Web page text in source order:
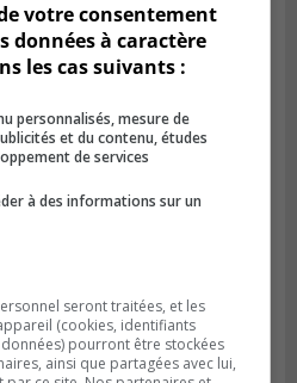
de nuit
sur la Rive-Sud
votre consentement
données à caractère
les cas suivants :
personnalisés, mesure de
et du contenu, études
de services
à des informations sur un
seront traitées, et les
(cookies, identifiants
pourront être stockées
ainsi que partagées avec lui,